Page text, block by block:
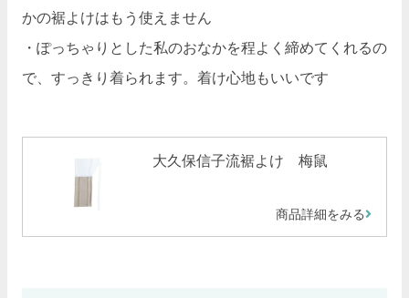
かの裾よけはもう使えません
・ぽっちゃりとした私のおなかを程よく締めてくれるの
で、すっきり着られます。着け心地もいいです
大久保信子流裾よけ 梅鼠
商品詳細をみる